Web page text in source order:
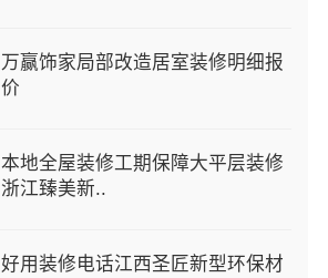
万赢饰家局部改造居室装修明细报
价
本地全屋装修工期保障大平层装修
浙江臻美新..
好用装修电话江西圣匠新型环保材